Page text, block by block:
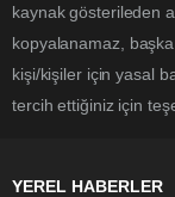
kaynak gösterileden
kopyalanamaz,
kişi/kişiler için yasal
tercih ettiğiniz için
YEREL HABERLER